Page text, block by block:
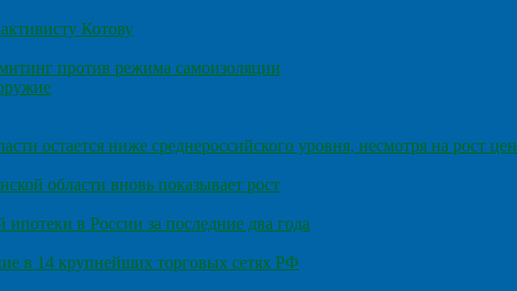
Котову
против режима самоизоляции
остается ниже среднероссийского уровня, несмотря на рост цен
области вновь показывает рост
в России за последние два года
в 14 крупнейших торговых сетях РФ